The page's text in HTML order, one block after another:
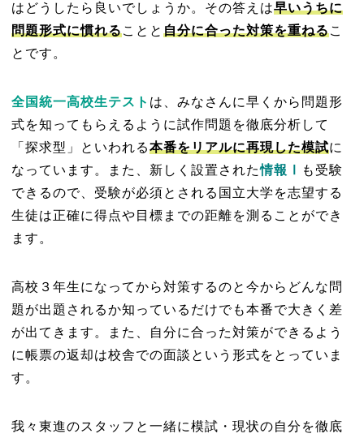
はどうしたら良いでしょうか。その答えは早いうちに
問題形式に慣れることと 自分に合った対策を重ねるこ
とです。
全国統一高校生テスト は、みなさんに早くから問題形
式を知ってもらえるように試作問題を徹底分析して
「探求型」といわれる本番をリアルに再現した模試に
なっています。また、新しく設置された情報Ⅰ
も受験
できるので、受験が必須とされる国立大学を志望する
生徒は正確に得点や目標までの距離を測ることができ
ます。
高校３年生になってから対策するのと今からどんな問
題が出題されるか知っているだけでも本番で大きく差
が出てきます。
また、自分に合った対策ができるよう
に帳票の返却は校舎での面談という形式をとっていま
す。
我々東進のスタッフと一緒に模試・現状の自分を徹底